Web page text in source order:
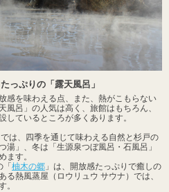
っぷりの「露天風呂」
感を味わえる点、また、熱がこもらない
呂」の人気は高く、旅館はもちろん、
しているところが多くあります。
では、四季を通じて味わえる自然と杉戸の
湯」、冬は「生源泉つぼ風呂・石風呂」
ます。
柚木の郷 」は、開放感たっぷりで癒しの
る熱風蒸屋（ロウリュウ サウナ）では、
。